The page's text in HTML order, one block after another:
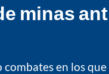
minas
en los